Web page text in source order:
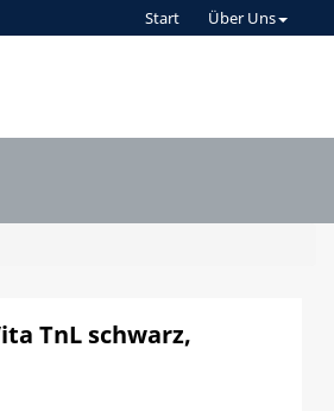
Start Über Uns
TnL schwarz,